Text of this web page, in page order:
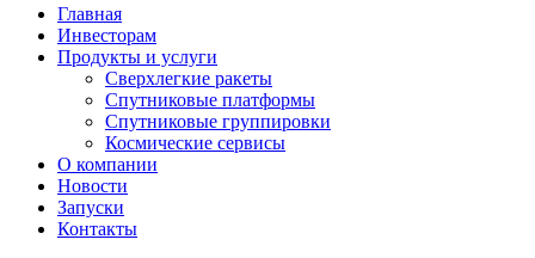
Главная
Инвесторам
Продукты и услуги
Сверхлегкие ракеты
Спутниковые платформы
Спутниковые группировки
Космические сервисы
О компании
Новости
Запуски
Контакты